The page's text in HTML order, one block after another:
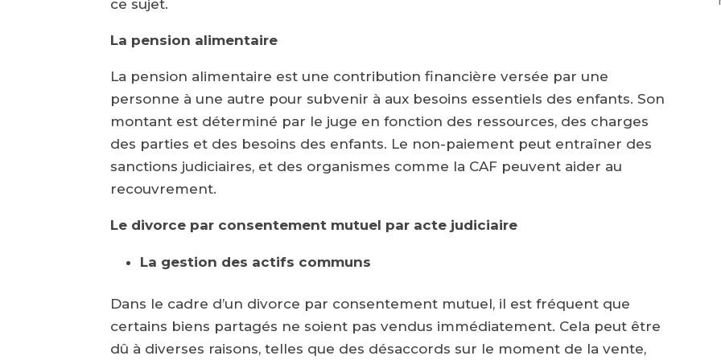
ce sujet.
La pension alimentaire
La pension alimentaire est une contribution financière versée par une
personne à une autre pour subvenir à aux besoins essentiels des enfants. Son
montant est déterminé par le juge en fonction des ressources, des charges
des parties et des besoins des enfants. Le non-paiement peut entraîner des
sanctions judiciaires, et des organismes comme la CAF peuvent aider au
recouvrement.
Le divorce par consentement mutuel par acte judiciaire
La gestion des actifs communs
Dans le cadre d’un divorce par consentement mutuel, il est fréquent que
certains biens partagés ne soient pas vendus immédiatement. Cela peut être
dû à diverses raisons, telles que des désaccords sur le moment de la vente,